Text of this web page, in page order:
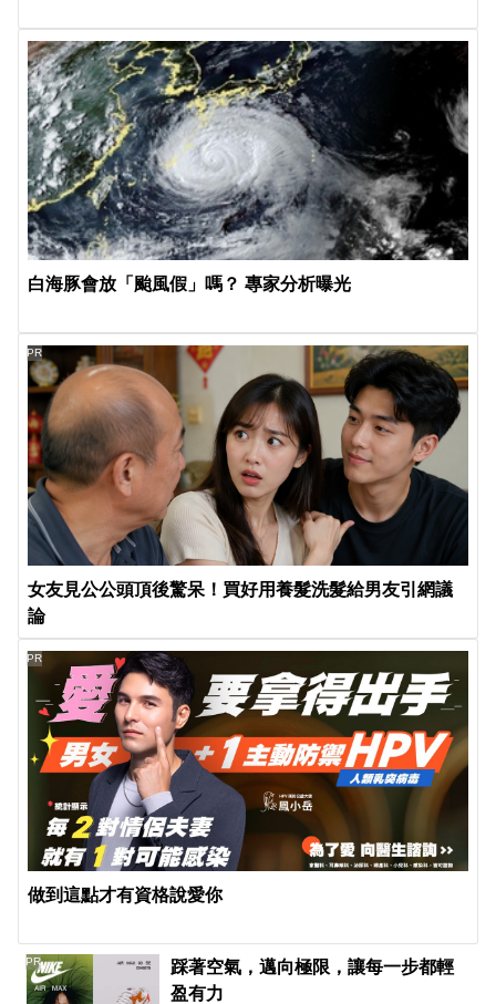
白海豚會放「颱風假」嗎？ 專家分析曝光
女友見公公頭頂後驚呆！買好用養髮洗髮給男友引網議
論
PR
做到這點才有資格說愛你
PR
踩著空氣，邁向極限，讓每一步都輕
盈有力
PR